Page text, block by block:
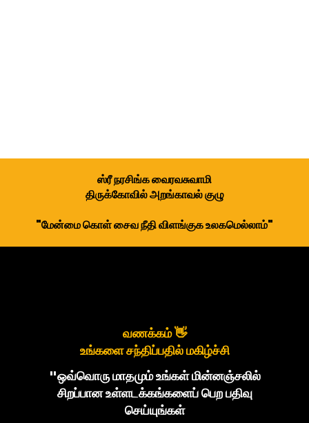
ஸ்ரீ நரசிங்க வைரவசுவாமி
திருக்கோவில் அறங்காவல் குழு
"மேன்மை கொள் சைவ நீதி விளங்குக உலகமெல்லாம்"
வணக்கம் 👋
உங்களை சந்திப்பதில் மகிழ்ச்சி
"ஒவ்வொரு மாதமும் உங்கள் மின்னஞ்சலில்
சிறப்பான உள்ளடக்கங்களைப் பெற பதிவு
செய்யுங்கள்